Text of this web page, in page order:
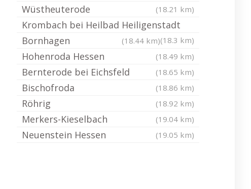
Wüstheuterode (18.21 km)
Krombach bei Heilbad Heiligenstadt
(18.3 km)
Bornhagen (18.44 km)
Hohenroda Hessen (18.49 km)
Bernterode bei Eichsfeld (18.65 km)
Bischofroda (18.86 km)
Röhrig (18.92 km)
Merkers-Kieselbach (19.04 km)
Neuenstein Hessen (19.05 km)